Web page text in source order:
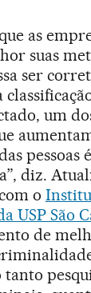
as
suas
ser
um
pessoas
diz.
o
USP São
de
tanto